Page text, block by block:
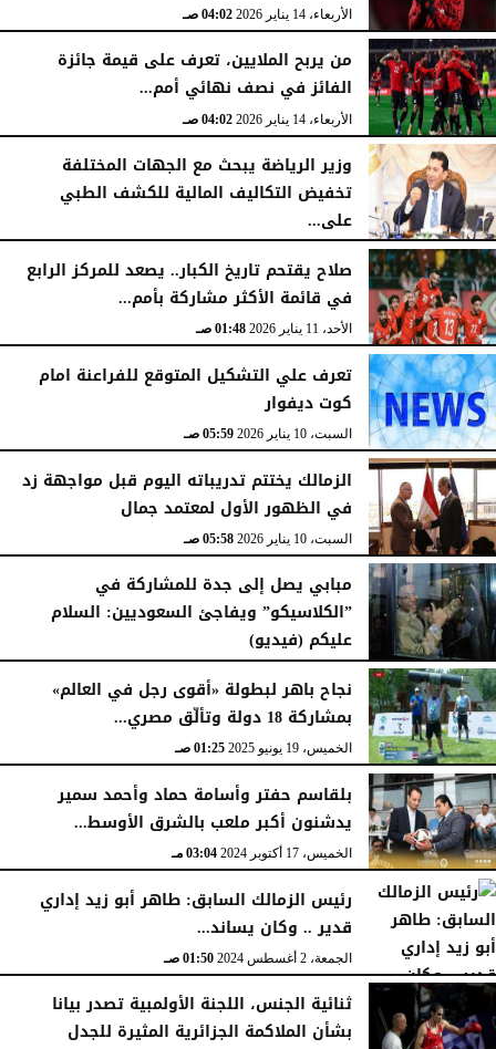
الأربعاء، 14 يناير 2026 04:02 صـ
من يربح الملايين، تعرف على قيمة جائزة
الفائز في نصف نهائي أمم...
الأربعاء، 14 يناير 2026 04:02 صـ
وزير الرياضة يبحث مع الجهات المختلفة
تخفيض التكاليف المالية للكشف الطبي
على...
الأربعاء، 14 يناير 2026 03:56 صـ
صلاح يقتحم تاريخ الكبار.. يصعد للمركز الرابع
في قائمة الأكثر مشاركة بأمم...
الأحد، 11 يناير 2026 01:48 صـ
تعرف علي التشكيل المتوقع للفراعنة امام
كوت ديفوار
السبت، 10 يناير 2026 05:59 صـ
الزمالك يختتم تدريباته اليوم قبل مواجهة زد
في الظهور الأول لمعتمد جمال
السبت، 10 يناير 2026 05:58 صـ
مبابي يصل إلى جدة للمشاركة في
”الكلاسيكو” ويفاجئ السعوديين: السلام
عليكم (فيديو)
السبت، 10 يناير 2026 05:57 صـ
نجاح باهر لبطولة «أقوى رجل في العالم»
بمشاركة 18 دولة وتألّق مصري...
الخميس، 19 يونيو 2025 01:25 صـ
بلقاسم حفتر وأسامة حماد وأحمد سمير
يدشنون أكبر ملعب بالشرق الأوسط...
الخميس، 17 أكتوبر 2024 03:04 مـ
رئيس الزمالك السابق: طاهر أبو زيد إداري
قدير .. وكان يساند...
الجمعة، 2 أغسطس 2024 01:50 صـ
ثنائية الجنس، اللجنة الأولمبية تصدر بيانا
بشأن الملاكمة الجزائرية المثيرة للجدل